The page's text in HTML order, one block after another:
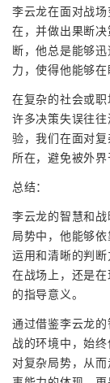
李云龙在面对战
在，并做出果断
断，他总是能够
力，使得他能够在
在复杂的社会或职
许多决策失误往
验，我们在面对
所在，避免被外界
总结：
李云龙的智慧和
局势中，他能够
运用和清晰的判
在战场上，还是
的指导意义。
通过借鉴李云龙
战的环境中，始
对复杂局势，从